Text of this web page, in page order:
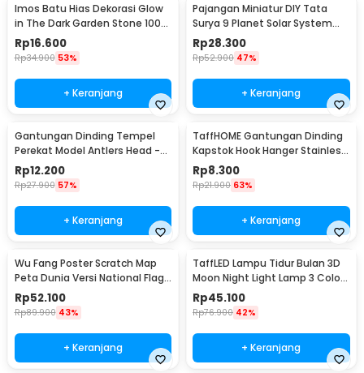
Imos Batu Hias Dekorasi Glow
in The Dark Garden Stone 100
PCS - HC0043
Rp16.600
Rp34.900 53%
+ Keranjang
Pajangan Miniatur DIY Tata
Surya 9 Planet Solar System
Planetary - 2135
Rp28.300
Rp52.900 47%
+ Keranjang
Gantungan Dinding Tempel
Perekat Model Antlers Head -
MU03
Rp12.200
Rp27.900 57%
+ Keranjang
TaffHOME Gantungan Dinding
Kapstok Hook Hanger Stainless
Steel 201 - MT11
Rp8.300
Rp21.900 63%
+ Keranjang
Wu Fang Poster Scratch Map
Peta Dunia Versi National Flag
- ZJP-M018
Rp52.100
Rp89.900 43%
+ Keranjang
TaffLED Lampu Tidur Bulan 3D
Moon Night Light Lamp 3 Color
8cm 1W 5V - LD002701
Rp45.100
Rp76.900 42%
+ Keranjang